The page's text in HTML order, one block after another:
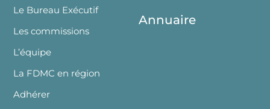
Le Bureau Exécutif
Les commissions
L’équipe
La FDMC en région
Adhérer
Annuaire